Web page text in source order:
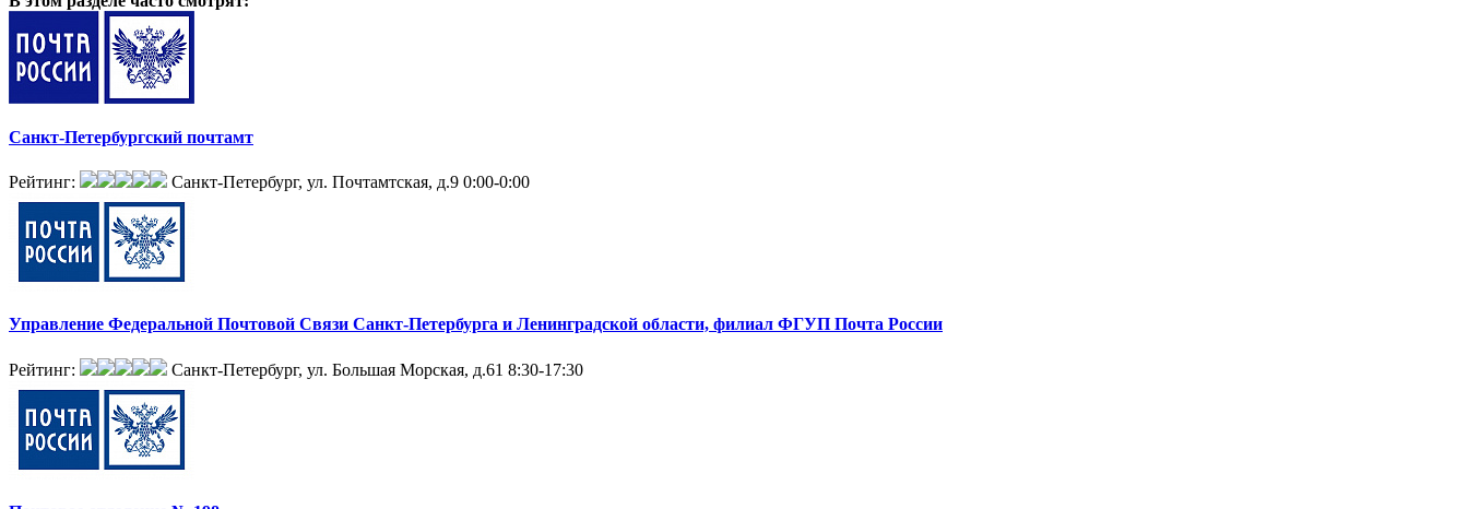
Санкт-Петербургский почтамт
Рейтинг: Санкт-Петербург, ул. Почтамтская, д.9 0:00-0:00
Управление Федеральной Почтовой Связи Санкт-Петербурга и Ленинградской области, филиал ФГУП Почта России
Рейтинг: Санкт-Петербург, ул. Большая Морская, д.61 8:30-17:30